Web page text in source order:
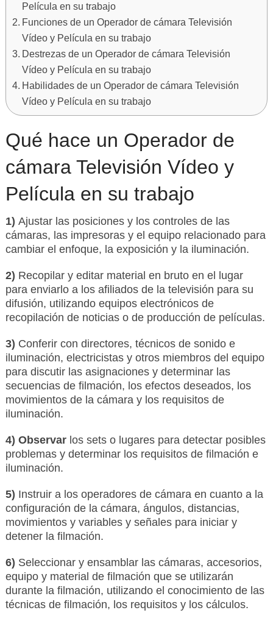
Película en su trabajo
Funciones de un Operador de cámara Televisión
Vídeo y Película en su trabajo
Destrezas de un Operador de cámara Televisión
Vídeo y Película en su trabajo
Habilidades de un Operador de cámara Televisión
Vídeo y Película en su trabajo
Qué hace un Operador de
cámara Televisión Vídeo y
Película en su trabajo
1) Ajustar las posiciones y los controles de las
cámaras, las impresoras y el equipo relacionado para
cambiar el enfoque, la exposición y la iluminación.
2) Recopilar y editar material en bruto en el lugar
para enviarlo a los afiliados de la televisión para su
difusión, utilizando equipos electrónicos de
recopilación de noticias o de producción de películas.
3) Conferir con directores, técnicos de sonido e
iluminación, electricistas y otros miembros del equipo
para discutir las asignaciones y determinar las
secuencias de filmación, los efectos deseados, los
movimientos de la cámara y los requisitos de
iluminación.
4) Observar los sets o lugares para detectar posibles
problemas y determinar los requisitos de filmación e
iluminación.
5) Instruir a los operadores de cámara en cuanto a la
configuración de la cámara, ángulos, distancias,
movimientos y variables y señales para iniciar y
detener la filmación.
6) Seleccionar y ensamblar las cámaras, accesorios,
equipo y material de filmación que se utilizarán
durante la filmación, utilizando el conocimiento de las
técnicas de filmación, los requisitos y los cálculos.